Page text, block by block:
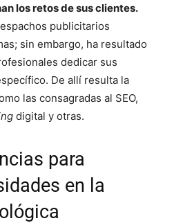
los retos de sus clientes.
publicitarios
sin embargo, ha resultado
dedicar sus
De allí resulta la
las consagradas al SEO,
digital y otras.
para
en la